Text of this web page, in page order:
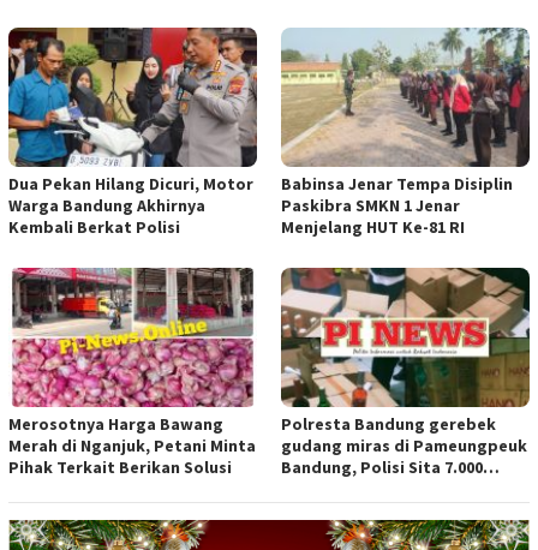
Aparat Penegak Hukum ( APH )
Jangan Sampai Diam Saja
Dua Pekan Hilang Dicuri, Motor
Warga Bandung Akhirnya
Kembali Berkat Polisi
Babinsa Jenar Tempa Disiplin
Paskibra SMKN 1 Jenar
Menjelang HUT Ke-81 RI
Merosotnya Harga Bawang
Merah di Nganjuk, Petani Minta
Pihak Terkait Berikan Solusi
Polresta Bandung gerebek
gudang miras di Pameungpeuk
Bandung, Polisi Sita 7.000